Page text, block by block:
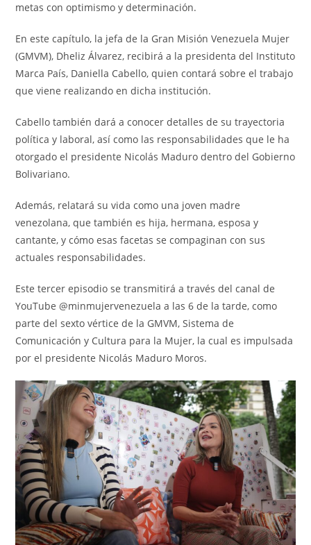
metas con optimismo y determinación.
En este capítulo, la jefa de la Gran Misión Venezuela Mujer
(GMVM), Dheliz Álvarez, recibirá a la presidenta del Instituto
Marca País, Daniella Cabello, quien contará sobre el trabajo
que viene realizando en dicha institución.
Cabello también dará a conocer detalles de su trayectoria
política y laboral, así como las responsabilidades que le ha
otorgado el presidente Nicolás Maduro dentro del Gobierno
Bolivariano.
Además, relatará su vida como una joven madre
venezolana, que también es hija, hermana, esposa y
cantante, y cómo esas facetas se compaginan con sus
actuales responsabilidades.
Este tercer episodio se transmitirá a través del canal de
YouTube @minmujervenezuela a las 6 de la tarde, como
parte del sexto vértice de la GMVM, Sistema de
Comunicación y Cultura para la Mujer, la cual es impulsada
por el presidente Nicolás Maduro Moros.